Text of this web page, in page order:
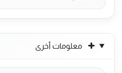
معلومات أخرى